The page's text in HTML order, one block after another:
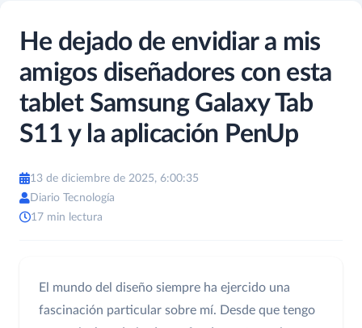
He dejado de envidiar a mis
amigos diseñadores con esta
tablet Samsung Galaxy Tab
S11 y la aplicación PenUp
13 de diciembre de 2025, 6:00:35
Diario Tecnología
17 min lectura
El mundo del diseño siempre ha ejercido una
fascinación particular sobre mí. Desde que tengo